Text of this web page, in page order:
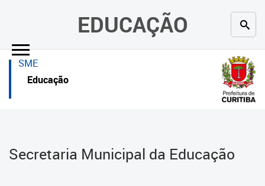
EDUCAÇÃO
×
Inicial
Secretaria
Profissionais da educação
Comunidade
×
Inicial
Inicial
Secretaria
Profissionais da educação
SME
Educação
Secretaria Municipal da Educação